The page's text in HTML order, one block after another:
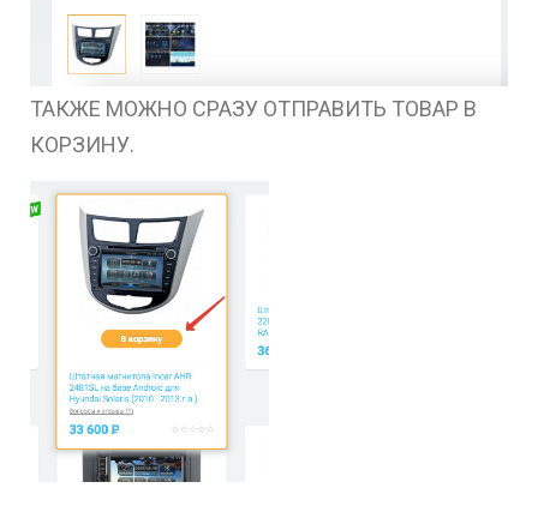
ТАКЖЕ МОЖНО СРАЗУ ОТПРАВИТЬ ТОВАР В
КОРЗИНУ.